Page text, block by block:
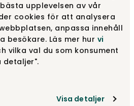
upplevelsen av vår
cookies för att analysera
anpassa innehåll
besökare. Läs mer hur vi
vilka val du som konsument
detaljer".
Visa detaljer
Optic Soft Sofabord |
Fra3 800 kr